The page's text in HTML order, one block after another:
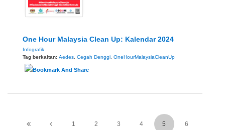
One Hour Malaysia Clean Up: Kalendar 2024
Infografik
Tag berkaitan: Aedes Cegah Denggi OneHourMalaysiaCleanUp
1 2 3 4 5 6